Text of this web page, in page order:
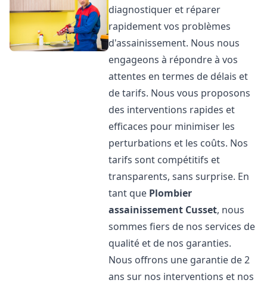
diagnostiquer et réparer
rapidement vos problèmes
d'assainissement. Nous nous
engageons à répondre à vos
attentes en termes de délais et
de tarifs. Nous vous proposons
des interventions rapides et
efficaces pour minimiser les
perturbations et les coûts. Nos
tarifs sont compétitifs et
transparents, sans surprise. En
tant que Plombier
assainissement Cusset, nous
sommes fiers de nos services de
qualité et de nos garanties.
Nous offrons une garantie de 2
ans sur nos interventions et nos